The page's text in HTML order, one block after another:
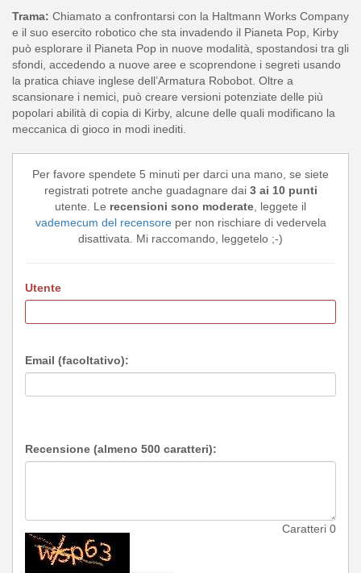
Trama: Chiamato a confrontarsi con la Haltmann Works Company
e il suo esercito robotico che sta invadendo il Pianeta Pop, Kirby
può esplorare il Pianeta Pop in nuove modalità, spostandosi tra gli
sfondi, accedendo a nuove aree e scoprendone i segreti usando
la pratica chiave inglese dell’Armatura Robobot. Oltre a
scansionare i nemici, può creare versioni potenziate delle più
popolari abilità di copia di Kirby, alcune delle quali modificano la
meccanica di gioco in modi inediti.
Per favore spendete 5 minuti per darci una mano, se siete
registrati potrete anche guadagnare dai 3 ai 10 punti
utente. Le recensioni sono moderate, leggete il
vademecum del recensoreper non rischiare di vedervela
disattivata. Mi raccomando, leggetelo ;-)
Utente
Email (facoltativo):
Recensione (almeno 500 caratteri):
Caratteri 0